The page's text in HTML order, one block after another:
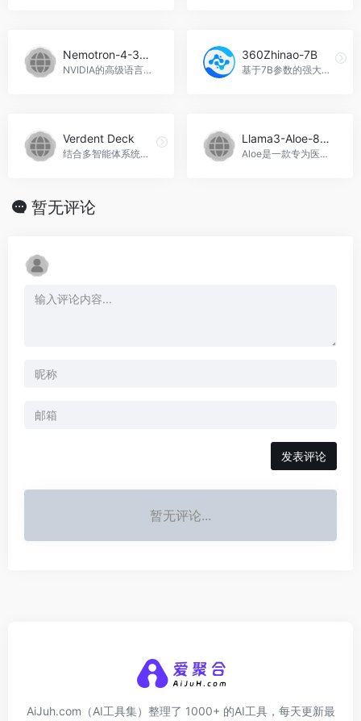
Nemotron-4-340B-Instruct
NVIDIA的高级语言模型，优化于英文对话场景。Nemotron-4-340B-Instruct官网入口网址
360Zhinao-7B
基于7B参数的强大对话智能语言模型，360Zhinao-7B官网入口网址
Verdent Deck
结合多智能体系统、AI代码审查与编排的智能编码套件
Llama3-Aloe-8B-Alpha
Aloe是一款专为医疗领域设计的高性能语言模型，提供先进的文本生成和对话能力。Llama3-Aloe-8B-Alpha官网入口网址
暂无评论
发表评论
暂无评论...
AiJuh.com（AI工具集）整理了 1000+ 的AI工具，每天更新最